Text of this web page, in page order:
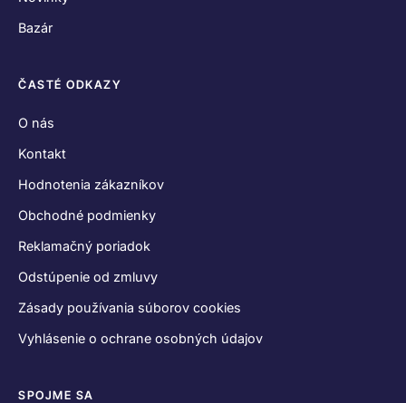
Bazár
ČASTÉ ODKAZY
O nás
Kontakt
Hodnotenia zákazníkov
Obchodné podmienky
Reklamačný poriadok
Odstúpenie od zmluvy
Zásady používania súborov cookies
Vyhlásenie o ochrane osobných údajov
SPOJME SA